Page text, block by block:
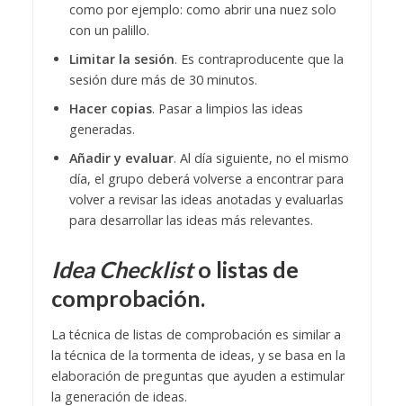
como por ejemplo: como abrir una nuez solo
con un palillo.
Limitar la sesión. Es contraproducente que la
sesión dure más de 30 minutos.
Hacer copias. Pasar a limpios las ideas
generadas.
Añadir y evaluar. Al día siguiente, no el mismo
día, el grupo deberá volverse a encontrar para
volver a revisar las ideas anotadas y evaluarlas
para desarrollar las ideas más relevantes.
Idea Checklisto listas de
comprobación.
La técnica de listas de comprobación es similar a
la técnica de la tormenta de ideas, y se basa en la
elaboración de preguntas que ayuden a estimular
la generación de ideas.